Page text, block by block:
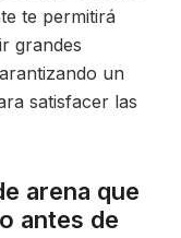
te permitirá
grandes
un
satisfacer las
arena que
antes de